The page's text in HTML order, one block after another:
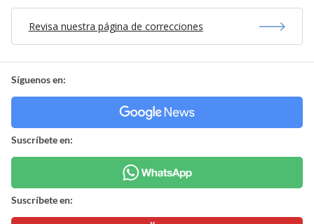
Revisa nuestra página de correcciones
Síguenos en:
Suscríbete en:
Suscríbete en: